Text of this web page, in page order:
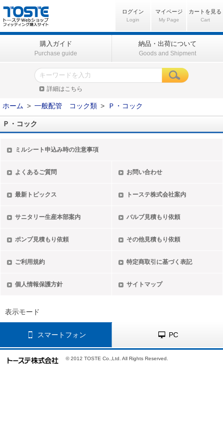
ログイン
Login
マイページ
My Page
カートを見る
Cart
購入ガイド
Purchase guide
納品・出荷について
Goods and Shipment
詳細はこちら
ホーム > 一般配管 コック類 > Ｐ・コック
Ｐ・コック
ミルシート申込み時の注意事項
よくあるご質問 お問い合わせ
最新トピックス トーステ株式会社案内
サニタリー生産本部案内 バルブ見積もり依頼
ポンプ見積もり依頼 その他見積もり依頼
ご利用規約 特定商取引に基づく表記
個人情報保護方針 サイトマップ
表示モード
スマートフォン PC
© 2012 TOSTE Co.,Ltd. All Rights Reserved.